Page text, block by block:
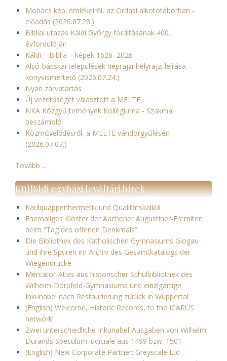
Mohács képi emlékeiről, az Ordasi alkotótáborban -
előadás (2026.07.28.)
Bibliai utazás Káldi György fordításának 400.
évfordulóján
Káldi – Biblia – képek 1626–2026
Alsó-bácskai települések néprajzi-helyrajzi leírása -
könyvismertető (2026.07.24.)
Nyári zárvatartás
Új vezetőséget választott a MELTE
NKA Közgyűjtemények Kollégiuma - Szakmai
beszámoló
Közművelődésről, a MELTE vándorgyűlésén
(2026.07.07.)
Tovább ...
Külföldi egyházi levéltári hírek
Kaulquappenhermetik und Qualitätskalkül
Ehemaliges Kloster der Aachener Augustiner-Eremiten
beim “Tag des offenen Denkmals”
Die Bibliothek des Katholischen Gymnasiums Glogau
und ihre Spuren im Archiv des Gesamtkatalogs der
Wiegendrucke
Mercator-Atlas aus historischer Schulbibliothek des
Wilhelm-Dörpfeld-Gymnasiums und einzigartige
Inkunabel nach Restaurierung zurück in Wuppertal
(English) Welcome, Historic Records, to the ICARUS
network!
Zwei unterschiedliche Inkunabel-Ausgaben von Wilhelm
Durands Speculum iudiciale aus 1499 bzw. 1501
(English) New Corporate Partner: Greyscale Ltd